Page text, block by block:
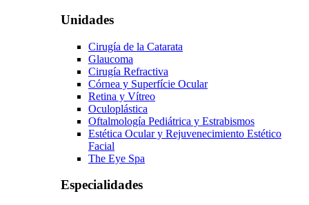
Unidades
Cirugía de la Catarata
Glaucoma
Cirugía Refractiva
Córnea y Superfície Ocular
Retina y Vítreo
Oculoplástica
Oftalmología Pediátrica y Estrabismos
Estética Ocular y Rejuvenecimiento Estético
Facial
The Eye Spa
Especialidades